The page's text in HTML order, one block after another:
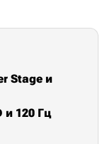
Stage и
и 120 Гц